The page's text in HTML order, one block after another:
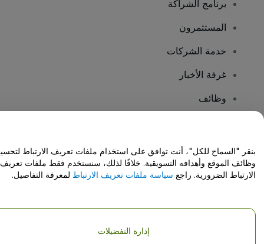
برنامج الشراكة
المستثمرون
خدمة الشركات
غرفة الأخبار
وظائف
مركز المساعدة / اتصل بنا
حقوق النشر © شركة فياجوجو المحدودة 2026
تفاصيل الشركة
بنقر "السماح للكل"، أنت توافق على استخدام ملفات تعريف الارتباط
وظائف الموقع وأهدافه التسويقية. خلافًا لذلك، سنستخدم فقط ملفات تعريف
الارتباط الضرورية. راجع سياسة ملفات تعريف الارتباط لمعرفة التفاصيل.
إدارة التفضيلات